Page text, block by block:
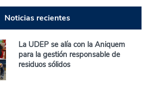
Noticias recientes
La UDEP se alía con la Aniquem
para la gestión responsable de
residuos sólidos